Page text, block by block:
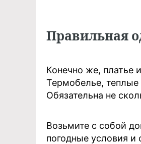
Правильная
Конечно же, платье
Термобелье,
Обязательна не
Возьмите с собой
погодные условия и